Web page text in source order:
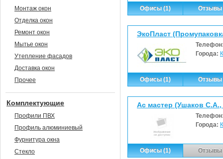
Офисы (1) Отзывы
ЭкоПласт
Города:
Офисы (1) Отзывы
Ас мастер (Ушаков
Города:
Офисы (1) Отзывы
Монтаж окон
Отделка окон
Ремонт окон
Мытье окон
Утепление фасадов
Доставка окон
Прочее
Комплектующие
Профили ПВХ
Профиль алюминиевый
Фурнитура окна
Стекло